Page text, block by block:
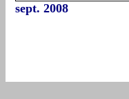
sept. 2008